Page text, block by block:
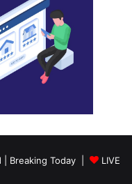
| Breaking Today |
LIVE